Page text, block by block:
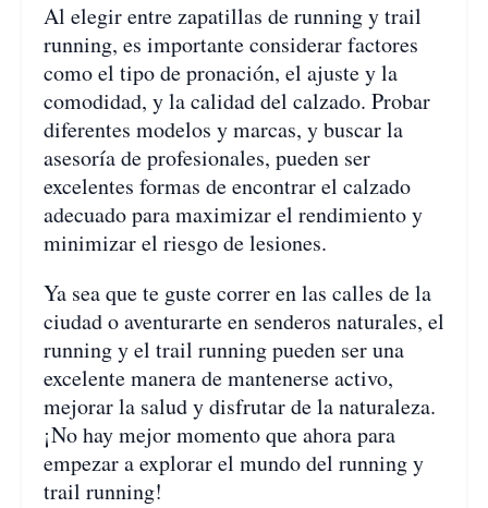
Al elegir entre zapatillas de running y trail
running, es importante considerar factores
como el tipo de pronación, el ajuste y la
comodidad, y la calidad del calzado. Probar
diferentes modelos y marcas, y buscar la
asesoría de profesionales, pueden ser
excelentes formas de encontrar el calzado
adecuado para maximizar el rendimiento y
minimizar el riesgo de lesiones.
Ya sea que te guste correr en las calles de la
ciudad o aventurarte en senderos naturales, el
running y el trail running pueden ser una
excelente manera de mantenerse activo,
mejorar la salud y disfrutar de la naturaleza.
¡No hay mejor momento que ahora para
empezar a explorar el mundo del running y
trail running!